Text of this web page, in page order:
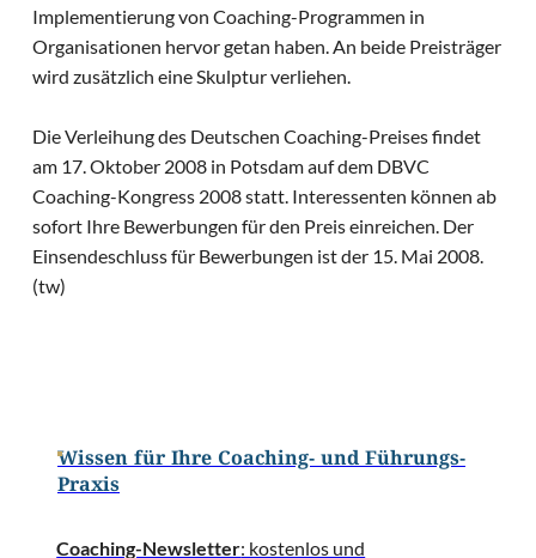
Implementierung von Coaching-Programmen in
Organisationen hervor getan haben. An beide Preisträger
wird zusätzlich eine Skulptur verliehen.
Die Verleihung des Deutschen Coaching-Preises findet
am 17. Oktober 2008 in Potsdam auf dem DBVC
Coaching-Kongress 2008 statt. Interessenten können ab
sofort Ihre Bewerbungen für den Preis einreichen. Der
Einsendeschluss für Bewerbungen ist der 15. Mai 2008.
(tw)
Wissen für Ihre Coaching- und Führungs-
Praxis
Coaching-Newsletter: kostenlos und